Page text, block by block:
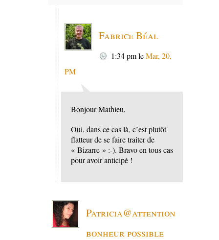
Fabrice Béal
1:34 pmleMar, 20,
PM
Bonjour Mathieu,
Oui, dans ce cas là, c’est plutôt
flatteur de se faire traiter de
« Bizarre » :-). Bravo en tous cas
pour avoir anticipé !
Patricia@attention
bonheur possible